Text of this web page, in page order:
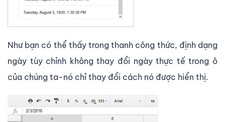
Như bạn có thể thấy trong thanh công thức, định dạng
ngày tùy chỉnh không thay đổi ngày thực tế trong ô
của chúng ta-nó chỉ thay đổi cách nó được hiển thị.